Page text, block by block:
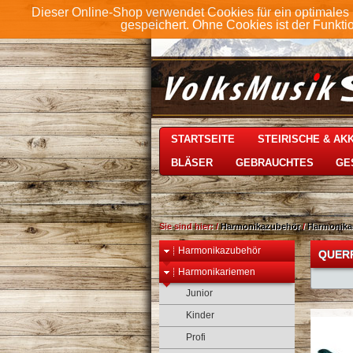
Dieser Online-Shop verwendet Cookies für ein
gespeichert. Ohne Cookies ist der
STARTSEITE STEIRISCHE &
BLÄSER GEBRAUCHTES
Sie sind hier:/Harmonikazubehör/
Harmonikazubehör
Harmonikariemen
Junior
Kinder
Profi